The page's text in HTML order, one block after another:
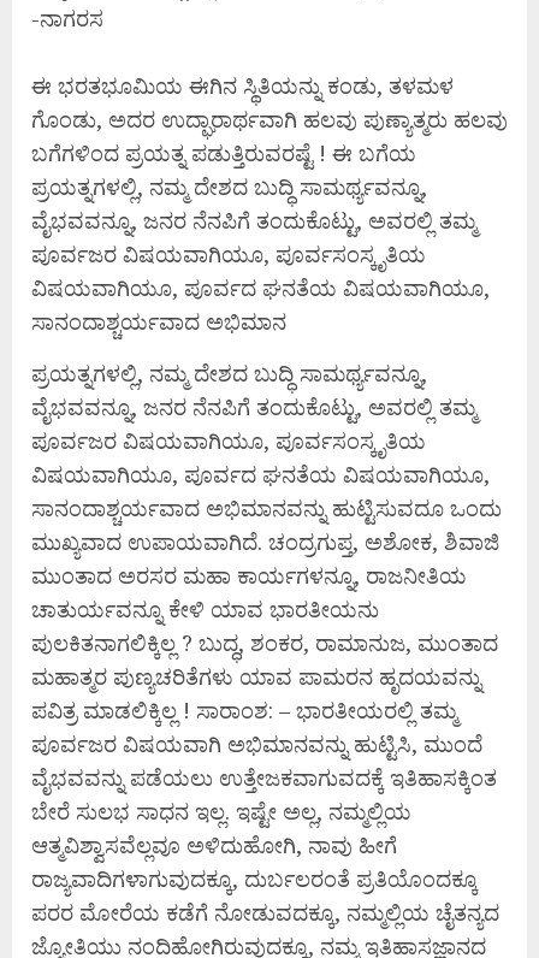
-ನಾಗರಸ
ಈ ಭರತಭೂಮಿಯ ಈಗಿನ ಸ್ಥಿತಿಯನ್ನು ಕಂಡು, ತಳಮಳ
ಗೊಂಡು, ಅದರ ಉದ್ಘಾರಾರ್ಥವಾಗಿ ಹಲವು ಪುಣ್ಯಾತ್ಮರು ಹಲವು
ಬಗೆಗಳಿಂದ ಪ್ರಯತ್ನ ಪಡುತ್ತಿರುವರಷ್ಟೆ ! ಈ ಬಗೆಯ
ಪ್ರಯತ್ನಗಳಲ್ಲಿ, ನಮ್ಮ ದೇಶದ ಬುದ್ಧಿ ಸಾಮರ್ಥ್ಯವನ್ನೂ,
ವೈಭವವನ್ನೂ, ಜನರ ನೆನಪಿಗೆ ತಂದುಕೊಟ್ಟು, ಅವರಲ್ಲಿ ತಮ್ಮ
ಪೂರ್ವಜರ ವಿಷಯವಾಗಿಯೂ, ಪೂರ್ವಸಂಸ್ಕೃತಿಯ
ವಿಷಯವಾಗಿಯೂ, ಪೂರ್ವದ ಘನತೆಯ ವಿಷಯವಾಗಿಯೂ,
ಸಾನಂದಾಶ್ಚರ್ಯವಾದ ಅಭಿಮಾನ
ಪ್ರಯತ್ನಗಳಲ್ಲಿ, ನಮ್ಮ ದೇಶದ ಬುದ್ಧಿ ಸಾಮರ್ಥ್ಯವನ್ನೂ,
ವೈಭವವನ್ನೂ, ಜನರ ನೆನಪಿಗೆ ತಂದುಕೊಟ್ಟು, ಅವರಲ್ಲಿ ತಮ್ಮ
ಪೂರ್ವಜರ ವಿಷಯವಾಗಿಯೂ, ಪೂರ್ವಸಂಸ್ಕೃತಿಯ
ವಿಷಯವಾಗಿಯೂ, ಪೂರ್ವದ ಘನತೆಯ ವಿಷಯವಾಗಿಯೂ,
ಸಾನಂದಾಶ್ಚರ್ಯವಾದ ಅಭಿಮಾನವನ್ನು ಹುಟ್ಟಿಸುವದೂ ಒಂದು
ಮುಖ್ಯವಾದ ಉಪಾಯವಾಗಿದೆ. ಚಂದ್ರಗುಪ್ತ, ಅಶೋಕ, ಶಿವಾಜಿ
ಮುಂತಾದ ಅರಸರ ಮಹಾ ಕಾರ್ಯಗಳನ್ನೂ, ರಾಜನೀತಿಯ
ಚಾತುರ್ಯವನ್ನೂ ಕೇಳಿ ಯಾವ ಭಾರತೀಯನು
ಪುಲಕಿತನಾಗಲಿಕ್ಕಿಲ್ಲ ? ಬುದ್ಧ, ಶಂಕರ, ರಾಮಾನುಜ, ಮುಂತಾದ
ಮಹಾತ್ಮರ ಪುಣ್ಯಚರಿತೆಗಳು ಯಾವ ಪಾಮರನ ಹೃದಯವನ್ನು
ಪವಿತ್ರ ಮಾಡಲಿಕ್ಕಿಲ್ಲ ! ಸಾರಾಂಶ: – ಭಾರತೀಯರಲ್ಲಿ ತಮ್ಮ
ಪೂರ್ವಜರ ವಿಷಯವಾಗಿ ಅಭಿಮಾನವನ್ನು ಹುಟ್ಟಿಸಿ, ಮುಂದೆ
ವೈಭವವನ್ನು ಪಡೆಯಲು ಉತ್ತೇಜಕವಾಗುವದಕ್ಕೆ ಇತಿಹಾಸಕ್ಕಿಂತ
ಬೇರೆ ಸುಲಭ ಸಾಧನ ಇಲ್ಲ. ಇಷ್ಟೇ ಅಲ್ಲ, ನಮ್ಮಲ್ಲಿಯ
ಆತ್ಮವಿಶ್ವಾಸವೆಲ್ಲವೂ ಅಳಿದುಹೋಗಿ, ನಾವು ಹೀಗೆ
ರಾಜ್ಯವಾದಿಗಳಾಗುವುದಕ್ಕೂ, ದುರ್ಬಲರಂತೆ ಪ್ರತಿಯೊಂದಕ್ಕೂ
ಪರರ ಮೋರೆಯ ಕಡೆಗೆ ನೋಡುವದಕ್ಕೂ, ನಮ್ಮಲ್ಲಿಯ ಚೈತನ್ಯದ
ಜ್ಯೋತಿಯು ನಂದಿಹೋಗಿರುವುದಕ್ಕೂ, ನಮ್ಮ ಇತಿಹಾಸಜ್ಞಾನದ